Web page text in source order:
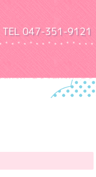
047-351-9121